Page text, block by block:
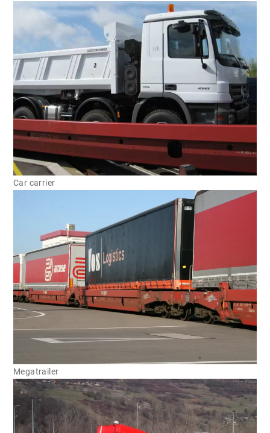
Car carrier
Megatrailer